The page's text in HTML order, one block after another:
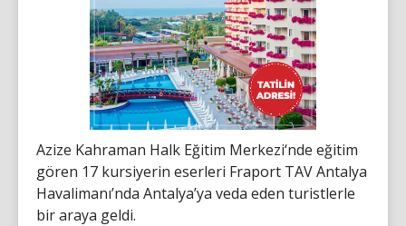
Azize Kahraman Halk Eğitim Merkezi‘nde eğitim
gören 17 kursiyerin eserleri Fraport TAV Antalya
Havalimanı’nda Antalya’ya veda eden turistlerle
bir araya geldi.